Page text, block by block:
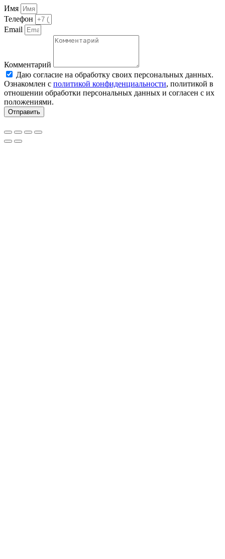
Имя
Телефон
Email
Комментарий
Даю согласие на обработку своих персональных данных.
Ознакомлен с политикой конфиденциальности, политикой в
отношении обработки персональных данных и согласен с их
положениями.
Отправить